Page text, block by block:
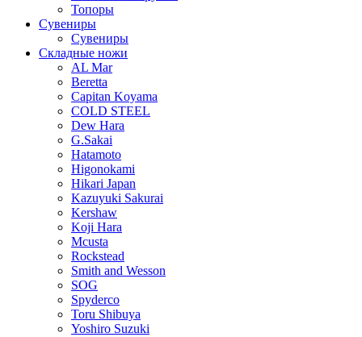
Топоры
Сувениры
Сувениры
Складные ножи
AL Mar
Beretta
Capitan Koyama
COLD STEEL
Dew Hara
G.Sakai
Hatamoto
Higonokami
Hikari Japan
Kazuyuki Sakurai
Kershaw
Koji Hara
Mcusta
Rockstead
Smith and Wesson
SOG
Spyderco
Toru Shibuya
Yoshiro Suzuki